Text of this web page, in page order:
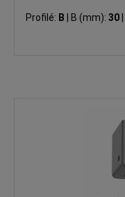
Profilé: B B (mm): 30